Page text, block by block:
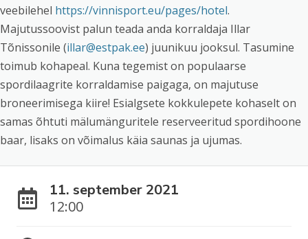
veebilehel https://vinnisport.eu/pages/hotel.
Majutussoovist palun teada anda korraldaja Illar
Tõnissonile (illar@estpak.ee) juunikuu jooksul. Tasumine
toimub kohapeal. Kuna tegemist on populaarse
spordilaagrite korraldamise paigaga, on majutuse
broneerimisega kiire! Esialgsete kokkulepete kohaselt on
samas õhtuti mälumänguritele reserveeritud spordihoone
baar, lisaks on võimalus käia saunas ja ujumas.
11. september 2021
12:00